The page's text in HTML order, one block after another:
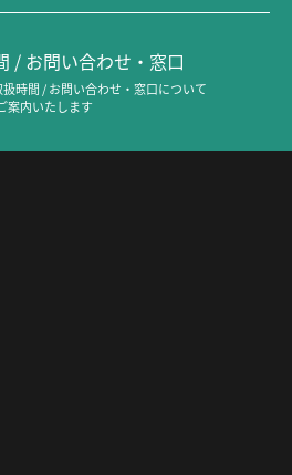
/ お問い合わせ・窓口
時間 / お問い合わせ・窓口について
案内いたします